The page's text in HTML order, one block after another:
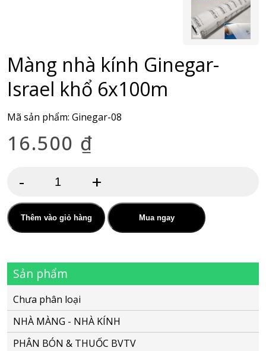
Màng nhà kính Ginegar-
Israel khổ 6x100m
Mã sản phẩm: Ginegar-08
16.500 ₫
- Màng
nhà
kính
Israel
khổ
6x100m
số
lượng
+
Thêm vào giỏ hàng Mua ngay
Sản phẩm
Chưa phân loại
NHÀ MÀNG - NHÀ KÍNH
PHÂN BÓN & THUỐC BVTV